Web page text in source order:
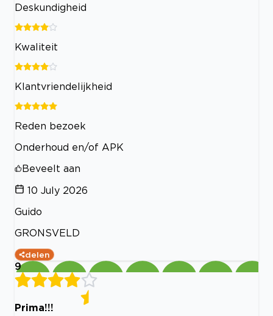
Deskundigheid
Kwaliteit
Klantvriendelijkheid
Reden bezoek
Onderhoud en/of APK
Beveelt aan
10 July 2026
Guido
GRONSVELD
delen
9
Prima!!!